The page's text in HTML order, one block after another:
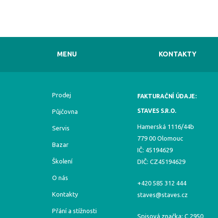
MENU KONTAKTY
Prodej
Půjčovna
Servis
Bazar
Školení
O nás
Kontakty
Přání a stížnosti
FAKTURAČNÍ ÚDAJE:
STAVES S.R.O.
Hamerská 1116/44b
779 00 Olomouc
IČ: 45194629
DIČ: CZ45194629
+420 585 312 444
staves@staves.cz
Spisová značka: C 2950